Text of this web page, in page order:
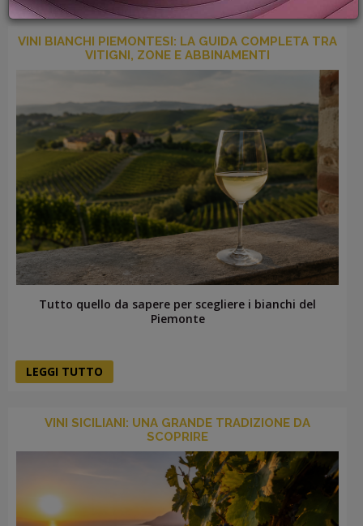
GIFT
CARD
ACCEDI
VINI BIANCHI PIEMONTESI: LA GUIDA COMPLETA TRA
VITIGNI, ZONE E ABBINAMENTI
Tutto quello da sapere per scegliere i bianchi del
Piemonte
LEGGI TUTTO
VINI SICILIANI: UNA GRANDE TRADIZIONE DA
SCOPRIRE